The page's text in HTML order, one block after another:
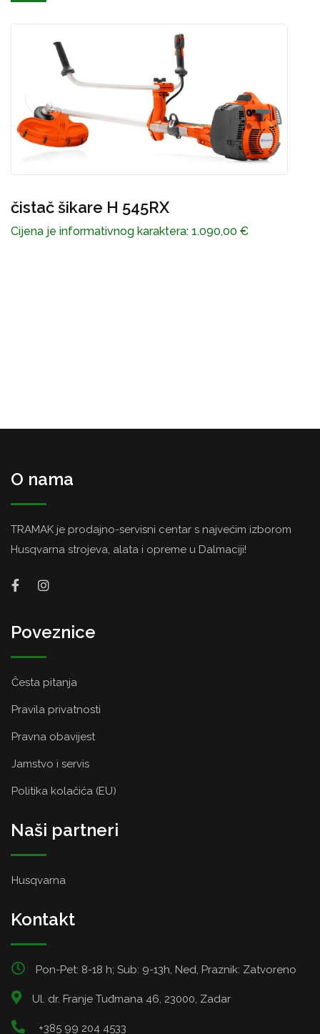
čistač šikare H 545RX
Cijena je informativnog karaktera: 1.090,00 €
O nama
TRAMAK je prodajno-servisni centar s najvećim izborom
Husqvarna strojeva, alata i opreme u Dalmaciji!
Poveznice
Česta pitanja
Pravila privatnosti
Pravna obavijest
Jamstvo i servis
Politika kolačića (EU)
Naši partneri
Husqvarna
Kontakt
Pon-Pet: 8-18 h; Sub: 9-13h, Ned, Praznik: Zatvoreno
Ul. dr. Franje Tuđmana 46, 23000, Zadar
+385 99 204 4533